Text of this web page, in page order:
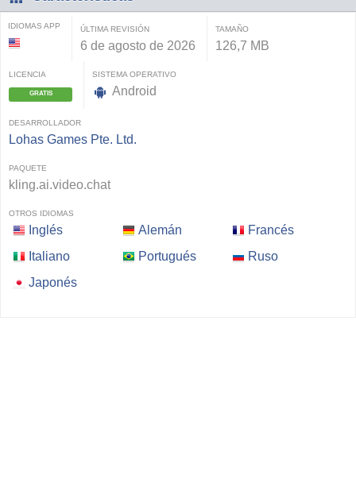
IDIOMAS APP ÚLTIMA REVISIÓN
6 de agosto de 2026
TAMAÑO
126,7 MB
LICENCIA
GRATIS
SISTEMA OPERATIVO
Android
DESARROLLADOR
Lohas Games Pte. Ltd.
PAQUETE
kling.ai.video.chat
OTROS IDIOMAS
Inglés Alemán
Francés
Italiano
Portugués
Ruso
Japonés